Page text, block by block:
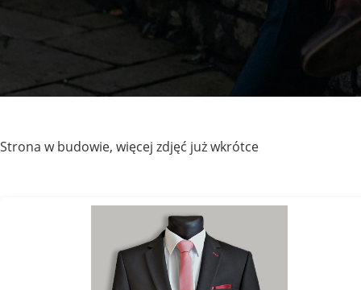
Strona w budowie, więcej zdjęć już wkrótce